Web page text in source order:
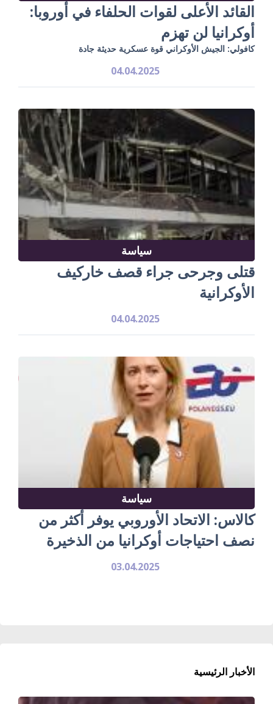
القائد الأعلى لقوات الحلفاء في أوروبا:
أوكرانيا لن تهزم
كافولي: الجيش الأوكراني قوة عسكرية حديثة جادة
04.04.2025
سياسة
قتلى وجرحى جراء قصف خاركيف
الأوكرانية
04.04.2025
سياسة
كالاس: الاتحاد الأوروبي يوفر أكثر من
نصف احتياجات أوكرانيا من الذخيرة
03.04.2025
الأخبار الرئيسية